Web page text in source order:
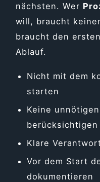
nächsten. Wer
will, braucht
braucht den
Ablauf.
Nicht mit dem
starten
Keine
berücksichtigen
Klare
Vor dem Start
dokumentieren